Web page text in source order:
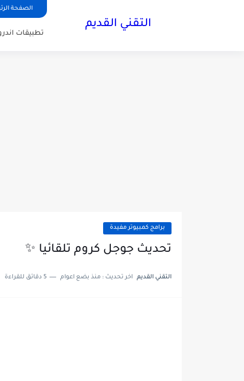
الصفحة
التقني القديم
تطبيقات
برامج كمبيوتر مفيدة
تحديث جوجل كروم تلقائيا ✨
التقني القديم اخر تحديث : منذ بضع اعوام 5 دقائق للقراءة